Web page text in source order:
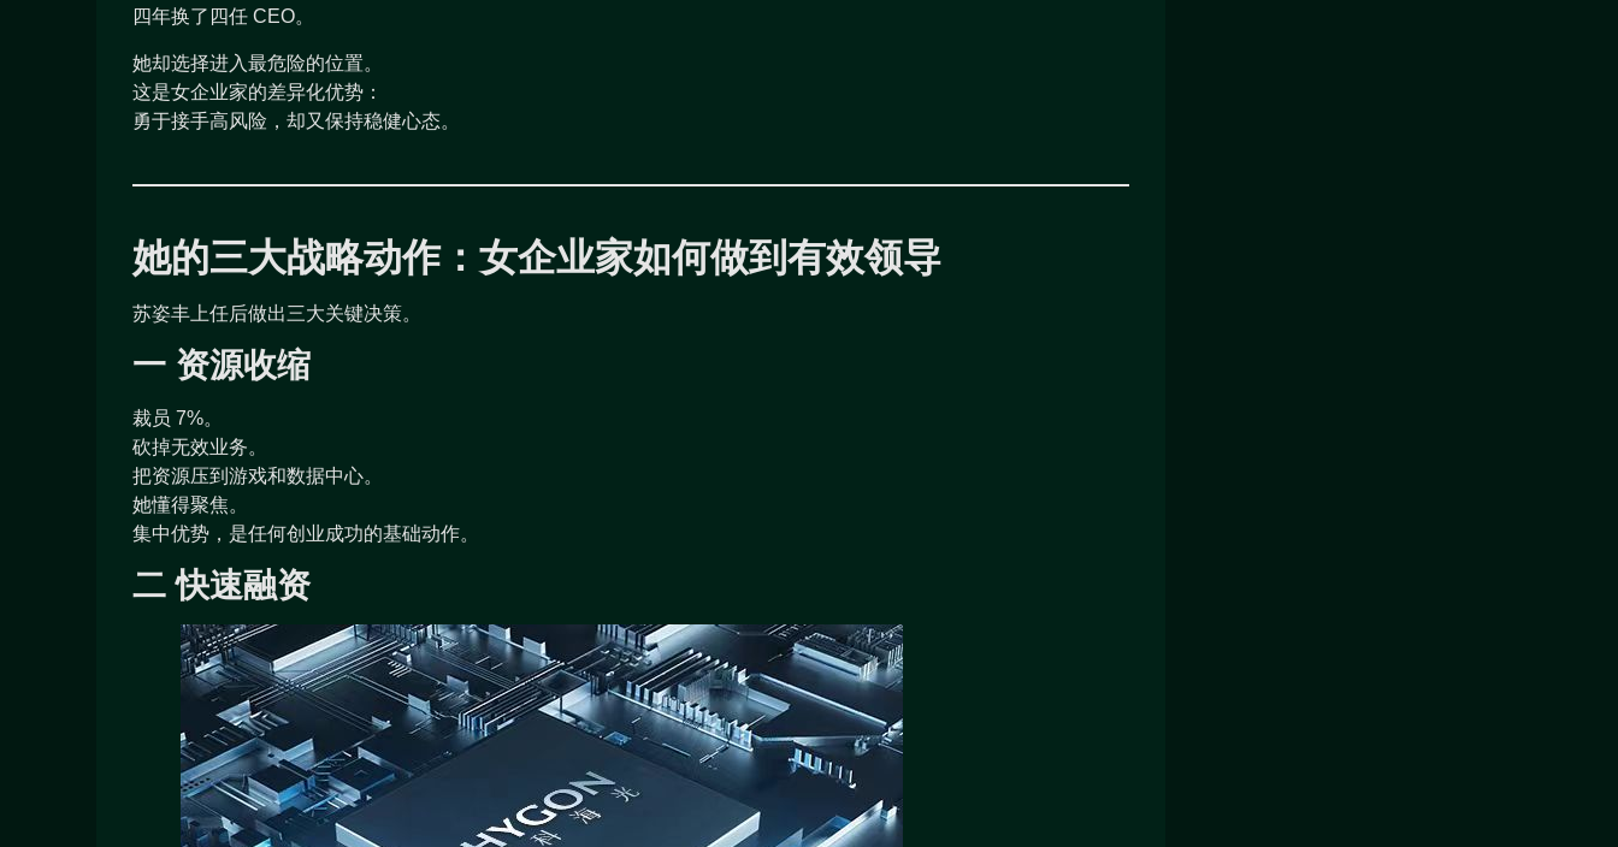
四年换了四任 CEO。
她却选择进入最危险的位置。
这是女企业家的差异化优势：
勇于接手高风险，却又保持稳健心态。
她的三大战略动作：女企业家如何做到有效领导
苏姿丰上任后做出三大关键决策。
一 资源收缩
裁员 7%。
砍掉无效业务。
把资源压到游戏和数据中心。
她懂得聚焦。
集中优势，是任何创业成功的基础动作。
二 快速融资